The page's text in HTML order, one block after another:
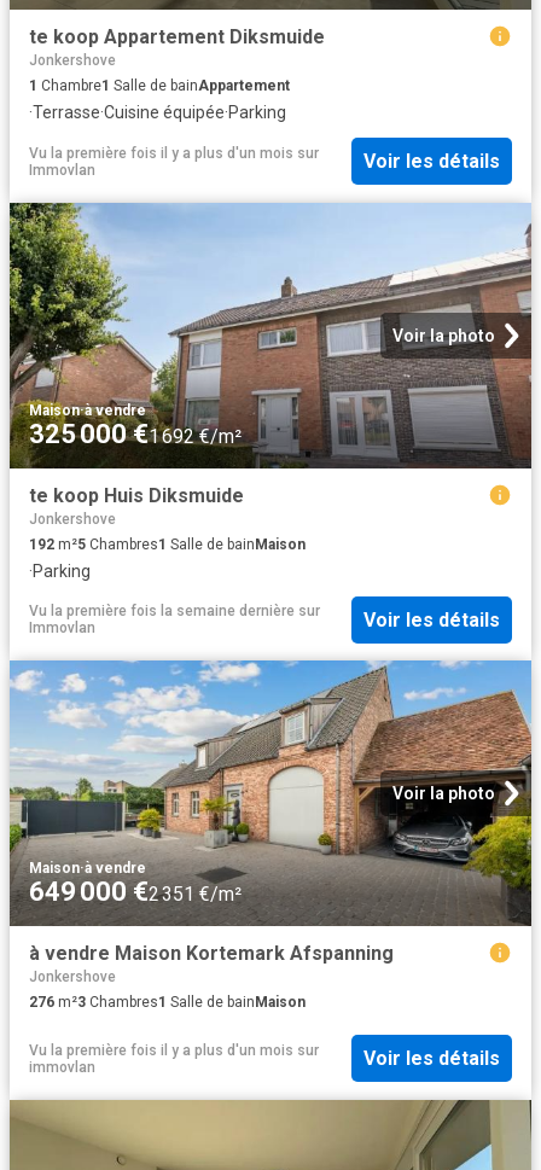
te koop Appartement Diksmuide
Jonkershove
1 Chambre1 Salle de bainAppartement
·Terrasse·Cuisine équipée·Parking
Vu la première fois il y a plus d'un mois sur
Immovlan
Voir les détails
Voir la photo
Maison·à vendre
325 000 €1 692 €/m²
te koop Huis Diksmuide
Jonkershove
192 m²5 Chambres1 Salle de bainMaison
·Parking
Vu la première fois la semaine dernière sur
Immovlan
Voir les détails
Voir la photo
Maison·à vendre
649 000 €2 351 €/m²
à vendre Maison Kortemark Afspanning
Jonkershove
276 m²3 Chambres1 Salle de bain Maison
Vu la première fois il y a plus d'un mois sur
immovlan
Voir les détails